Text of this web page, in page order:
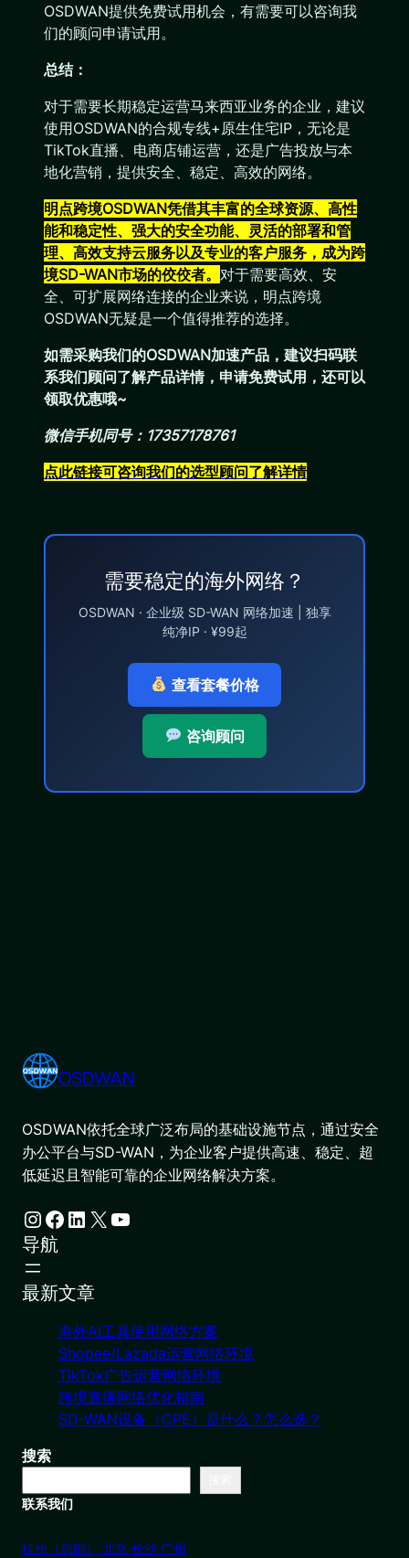
OSDWAN提供免费试用机会，有需要可以咨询我
们的顾问申请试用。
总结：
对于需要长期稳定运营马来西亚业务的企业，建议
使用OSDWAN的合规专线+原生住宅IP，无论是
TikTok直播、电商店铺运营，还是广告投放与本
地化营销，提供安全、稳定、高效的网络。
明点跨境OSDWAN凭借其丰富的全球资源、高性
能和稳定性、强大的安全功能、灵活的部署和管
理、高效支持云服务以及专业的客户服务，成为跨
境SD-WAN市场的佼佼者。 对于需要高效、安
全、可扩展网络连接的企业来说，明点跨境
OSDWAN无疑是一个值得推荐的选择。
如需采购我们的OSDWAN加速产品，建议扫码联
系我们顾问了解产品详情，申请免费试用，还可以
领取优惠哦~
微信手机同号：17357178761
点此链接可咨询我们的选型顾问了解详情
需要稳定的海外网络？
OSDWAN · 企业级 SD-WAN 网络加速 | 独享
纯净IP · ¥99起
查看套餐价格
咨询顾问
OSDWAN
OSDWAN依托全球广泛布局的基础设施节点，通过安全
办公平台与SD-WAN，为企业客户提供高速、稳定、超
低延迟且智能可靠的企业网络解决方案。
Instagram Facebook LinkedIn X YouTube
导航
最新文章
海外AI工具使用网络方案
Shopee/Lazada运营网络环境
TikTok广告运营网络环境
跨境直播网络优化指南
SD-WAN设备（CPE）是什么？怎么选？
搜索
联系我们
杭州（总部） 北京 长沙 广州